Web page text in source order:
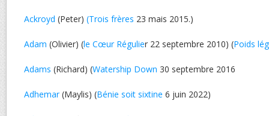
Ackroyd (Peter) (Trois frères 23 mais 2015.)
Adam (Olivier) (le Cœur Régulier 22 septembre 2010) (Poids
Adams (Richard) (Watership Down 30 septembre 2016
Adhemar(Maylis) (Bénie soit sixtine 6 juin 2022)